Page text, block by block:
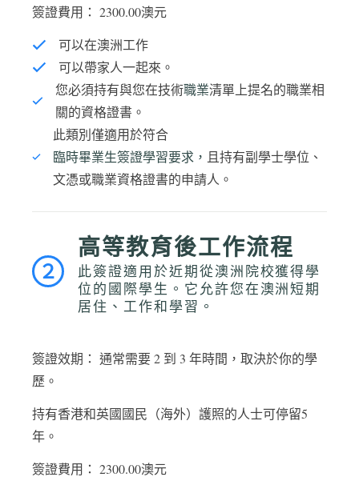
簽證費用： 2300.00澳元
可以在澳洲工作
可以帶家人一起來。
您必須持有與您在技術職業清單上提名的職業相
關的資格證書。
此類別僅適用於符合
臨時畢業生簽證學習要求， 且持有副學士學位、
文憑或職業資格證書的申請人。
２
高等教育後工作流程
此簽證適用於近期從澳洲院校獲得學
位的國際學生。它允許您在澳洲短期
居住、工作和學習。
簽證效期： 通常需要 2 到 3 年時間，取決於你的學
歷。
持有香港和英國國民（海外）護照的人士可停留5
年。
簽證費用： 2300.00澳元